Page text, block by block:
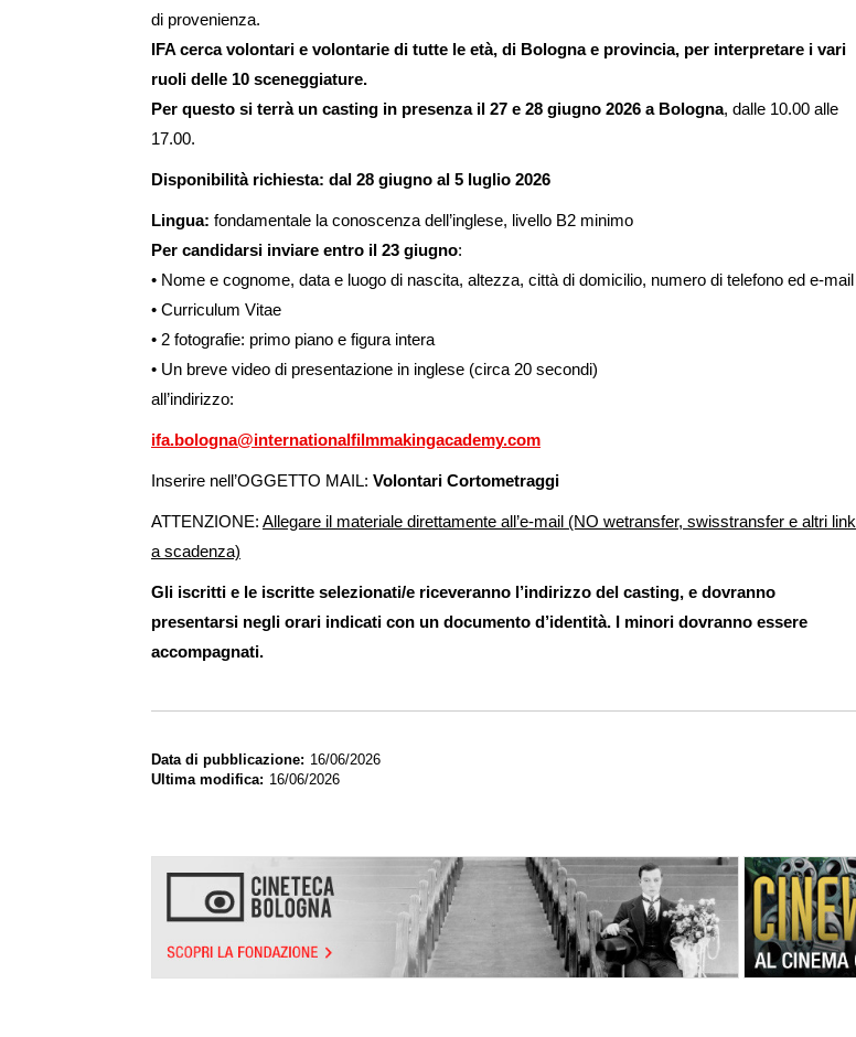
di provenienza.
IFA cerca volontari e volontarie di tutte le età, di Bologna e provincia, per interpretare i vari
ruoli delle 10 sceneggiature.
Per questo si terrà un casting in presenza il 27 e 28 giugno 2026 a Bologna, dalle 10.00 alle
17.00.
Disponibilità richiesta: dal 28 giugno al 5 luglio 2026
Lingua: fondamentale la conoscenza dell’inglese, livello B2 minimo
Per candidarsi inviare entro il 23 giugno:
• Nome e cognome, data e luogo di nascita, altezza, città di domicilio, numero di telefono ed e-mail
• Curriculum Vitae
• 2 fotografie: primo piano e figura intera
• Un breve video di presentazione in inglese (circa 20 secondi)
all’indirizzo:
ifa.bologna@internationalfilmmakingacademy.com
Inserire nell’OGGETTO MAIL: Volontari Cortometraggi
ATTENZIONE: Allegare il materiale direttamente all’e-mail (NO wetransfer, swisstransfer e altri link
a scadenza)
Gli iscritti e le iscritte selezionati/e riceveranno l’indirizzo del casting, e dovranno
presentarsi negli orari indicati con un documento d’identità. I minori dovranno essere
accompagnati.
Data di pubblicazione
16/06/2026
Ultima modifica
16/06/2026